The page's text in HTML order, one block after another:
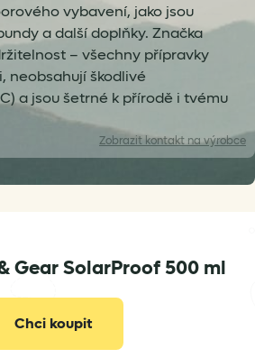
vybavení, jako jsou
a další doplňky. Značka
– všechny přípravky
neobsahují škodlivé
a jsou šetrné k přírodě i tvému
Zobrazit kontakt na výrobce
info@nikwax.com
Gear SolarProof 500 ml
Chci koupit